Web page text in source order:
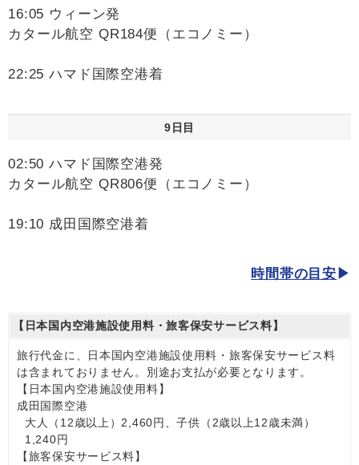
16:05 ウィーン発
カタール航空 QR184便（エコノミー）
22:25 ハマド国際空港着
9日目
02:50 ハマド国際空港発
カタール航空 QR806便（エコノミー）
19:10 成田国際空港着
時間帯の目安
【日本国内空港施設使用料・旅客保安サービス料】
旅行代金に、日本国内空港施設使用料・旅客保安サービス料
は含まれておりません。別途お支払が必要となります。
【日本国内空港施設使用料】
成田国際空港
大人（12歳以上）2,460円、子供（2歳以上12歳未満）
1,240円
【旅客保安サービス料】